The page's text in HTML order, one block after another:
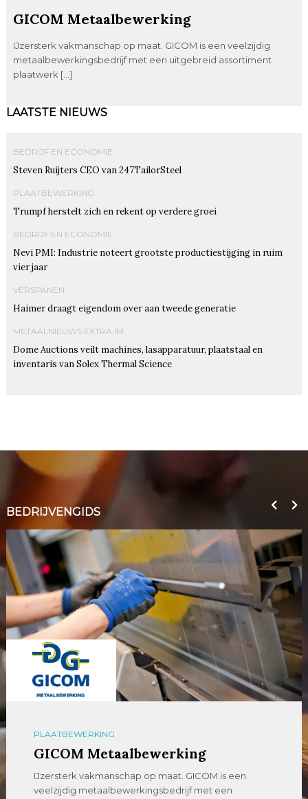
GICOM Metaalbewerking
IJzersterk vakmanschap op maat. GICOM is een veelzijdig
metaalbewerkingsbedrijf met een uitgebreid assortiment
plaatwerk […]
LAATSTE NIEUWS
BEDRIJF EN ECONOMIE
Steven Ruijters CEO van 247TailorSteel
PLAATBEWERKING
Trumpf herstelt zich en rekent op verdere groei
BEDRIJF EN ECONOMIE
Nevi PMI: Industrie noteert grootste productiestijging in ruim
vier jaar
VERSPANEN
Haimer draagt eigendom over aan tweede generatie
METAALNIEUWS EXTRA IM
Dome Auctions veilt machines, lasapparatuur, plaatstaal en
inventaris van Solex Thermal Science
BEDRIJVENGIDS
PLAATBEWERKING
GICOM Metaalbewerking
IJzersterk vakmanschap op maat. GICOM is een
veelzijdig metaalbewerkingsbedrijf met een